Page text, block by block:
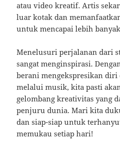
atau video kreatif. Artis
luar kotak dan
untuk mencapai lebih
Menelusuri perjalanan dari
sangat menginspirasi.
berani mengekspresikan diri
melalui musik, kita pasti
gelombang kreativitas yang
penjuru dunia. Mari kita
dan siap-siap untuk
memukau setiap hari!